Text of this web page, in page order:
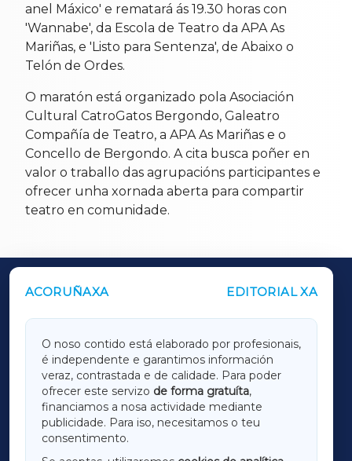
anel Máxico' e rematará ás 19.30 horas con
'Wannabe', da Escola de Teatro da APA As
Mariñas, e 'Listo para Sentenza', de Abaixo o
Telón de Ordes.
O maratón está organizado pola Asociación
Cultural CatroGatos Bergondo, Galeatro
Compañía de Teatro, a APA As Mariñas e o
Concello de Bergondo. A cita busca poñer en
valor o traballo das agrupacións participantes e
ofrecer unha xornada aberta para compartir
teatro en comunidade.
ACORUÑAXA EDITORIAL XA
O noso contido está elaborado por profesionais,
é independente e garantimos información
veraz, contrastada e de calidade. Para poder
ofrecer este servizo de forma gratuíta,
financiamos a nosa actividade mediante
publicidade. Para iso, necesitamos o teu
consentimento.
OUTROS PERIÓDICOS
LUGOXA
TERRACHAXA